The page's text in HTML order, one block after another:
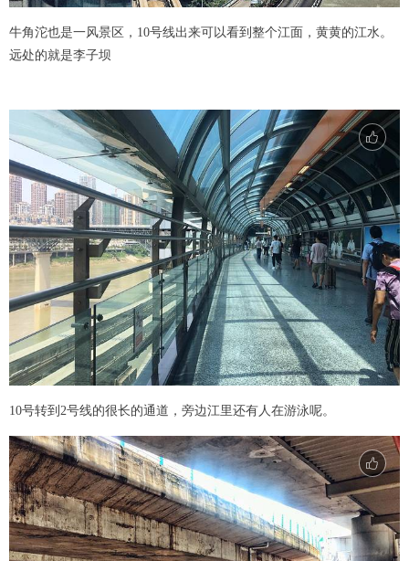
牛角沱也是一风景区，10号线出来可以看到整个江面，黄黄的江水。
远处的就是李子坝
10号转到2号线的很长的通道，旁边江里还有人在游泳呢。